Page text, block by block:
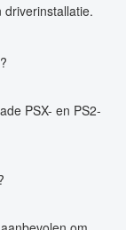
PSX- en PS2-